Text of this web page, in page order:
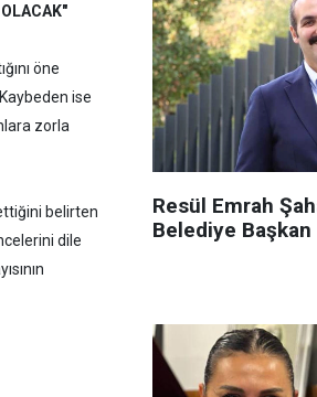
öne
ise
zorla
belirten
dile
Resül Emrah
Belediye Başkan